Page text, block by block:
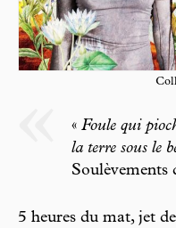
« Foule qui
la terre sous le
Soulèvements
5 heures du mat, jet